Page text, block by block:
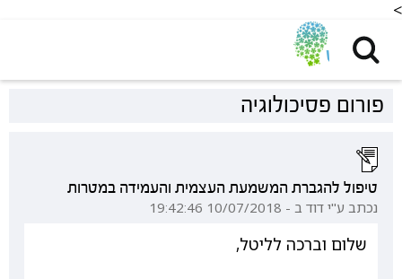
<
פורום פסיכולוגיה
טיפול להגברת המשמעת העצמית והעמידה במטרות
נכתב ע"י דוד ב - 10/07/2018 19:42:46
שלום וברכה לליטל,